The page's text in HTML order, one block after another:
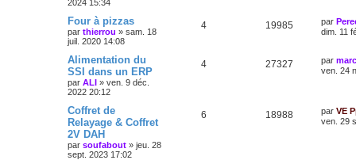
2024 15:34
Four à pizzas
par thierrou » sam. 18
juil. 2020 14:08
4 19985 par
dim. 11
Alimentation du
SSI dans un ERP
par ALI » ven. 9 déc.
2022 20:12
4 27327 par
ven. 24
Coffret de
Relayage & Coffret
2V DAH
par soufabout » jeu. 28
sept. 2023 17:02
6 18988 par VE
ven. 29